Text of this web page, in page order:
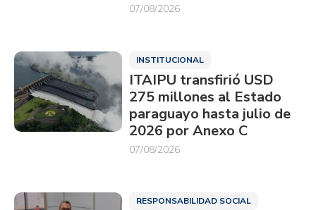
07/08/2026
INSTITUCIONAL
ITAIPU transfirió USD
275 millones al Estado
paraguayo hasta julio de
2026 por Anexo C
07/08/2026
RESPONSABILIDAD SOCIAL